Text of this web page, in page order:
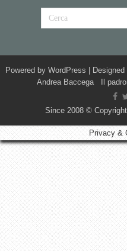
Powered by WordPress | Designed
Andrea Baccega Il
Since 2008 ©
Privacy &